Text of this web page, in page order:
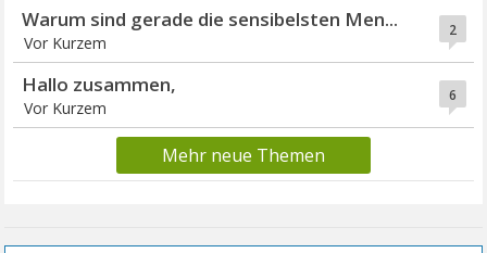
2
Warum sind gerade die sensibelsten Men...
Vor Kurzem
6
Hallo zusammen,
Vor Kurzem
Mehr neue Themen